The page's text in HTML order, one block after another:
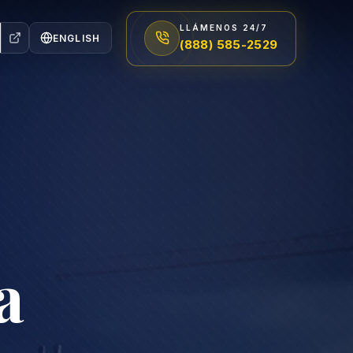
ENGLISH
LLÁMENOS 24/7
(888) 585-2529